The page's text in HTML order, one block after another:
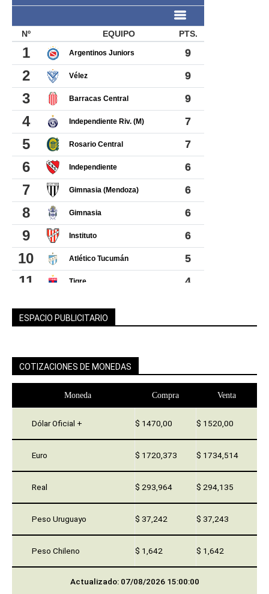
ESPACIO PUBLICITARIO
COTIZACIONES DE MONEDAS
Moneda Compra Venta
Dólar Oficial + $ 1470,00 $ 1520,00
Euro $ 1720,373 $ 1734,514
Real $ 293,964 $ 294,135
Peso Uruguayo $ 37,242 $ 37,243
Peso Chileno $ 1,642 $ 1,642
Actualizado: 07/08/2026 15:00:00